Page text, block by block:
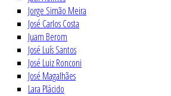
Jorge Simão Meira
José Carlos Costa
Juam Berom
José Luís Santos
José Luiz Ronconi
José Magalhães
Lara Plácido